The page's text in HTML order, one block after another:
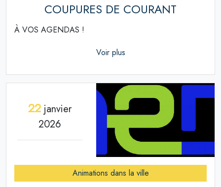
COUPURES DE COURANT
À VOS AGENDAS !
Voir plus
22janvier
2026
Animations dans la ville